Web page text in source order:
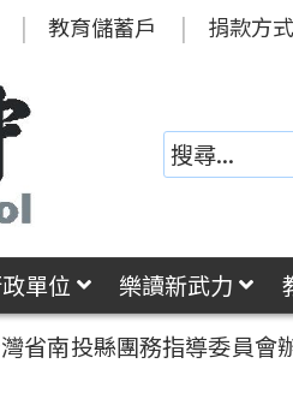
教育儲蓄戶 捐款方式
單位 樂讀新武力
省南投縣團務指導委員